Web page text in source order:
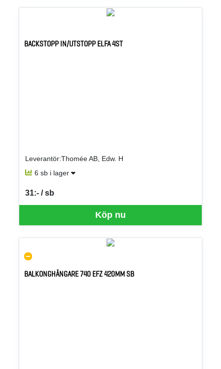
BACKSTOPP IN/UTSTOPP ELFA 4ST
Leverantör:Thomée AB, Edw. H
6 sb i lager
Köp nu
31:- / sb
SEK per SB
BALKONGHÄNGARE 740 EFZ 420MM SB